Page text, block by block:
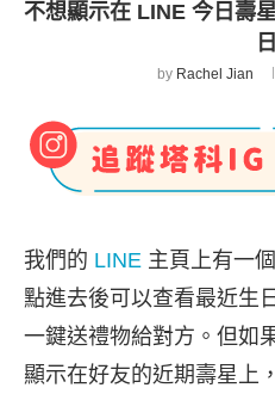
不想顯示在 LINE 今日壽
日
by Rachel Jian
我們的 LINE 主頁上有一
點進去後可以查看最近生
一鍵送禮物給對方。但如
顯示在好友的近期壽星上